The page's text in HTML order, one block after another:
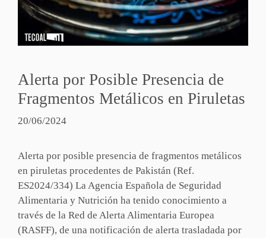
Alerta por Posible Presencia de
Fragmentos Metálicos en Piruletas
20/06/2024
Alerta por posible presencia de fragmentos metálicos
en piruletas procedentes de Pakistán (Ref.
ES2024/334) La Agencia Española de Seguridad
Alimentaria y Nutrición ha tenido conocimiento a
través de la Red de Alerta Alimentaria Europea
(RASFF), de una notificación de alerta trasladada por